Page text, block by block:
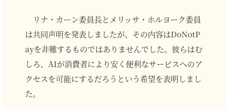
リナ・カーン委員長とメリッサ・ホルヨーク委員
は共同声明を発表しましたが、その内容はDoNotP
ayを非難するものではありませんでした。彼らはむ
しろ、AIが消費者により安く便利なサービスへのア
クセスを可能にするだろうという希望を表明しまし
た。